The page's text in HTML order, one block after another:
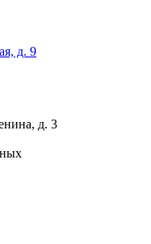
д. 9
д. 3